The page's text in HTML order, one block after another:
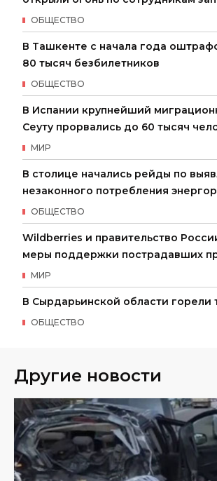
ОБЩЕСТВО
В Ташкенте с начала года
80 тысяч безбилетников
ОБЩЕСТВО
В Испании крупнейший
Сеуту прорвались до 60 тысяч
МИР
В столице начались рейды по
незаконного потребления
ОБЩЕСТВО
Wildberries и правительство
меры поддержки пострадавших
МИР
В Сырдарьинской области горели
ОБЩЕСТВО
Другие новости